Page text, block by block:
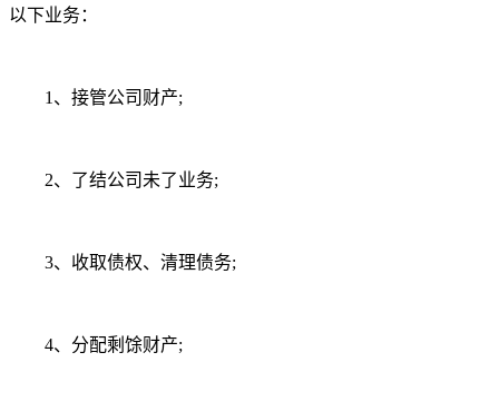
以下业务：
1、接管公司财产;
2、了结公司未了业务;
3、收取债权、清理债务;
4、分配剩馀财产;